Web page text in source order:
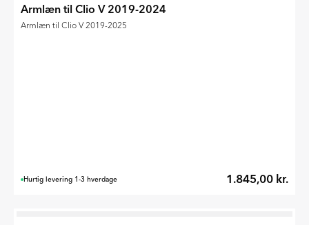
Armlæn til Clio V 2019-2024
Armlæn til Clio V 2019-2025
Hurtig levering 1-3 hverdage 1.845,00 kr.